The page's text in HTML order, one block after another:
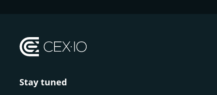
Stay tuned